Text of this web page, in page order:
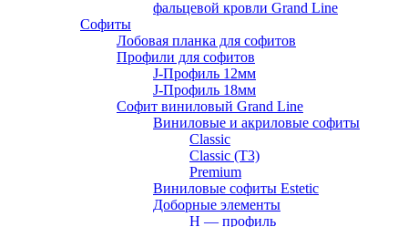
фальцевой кровли Grand Line
Софиты
Лобовая планка для софитов
Профили для софитов
J-Профиль 12мм
J-Профиль 18мм
Софит виниловый Grand Line
Виниловые и акриловые софиты
Classic
Classic (T3)
Premium
Виниловые софиты Estetic
Доборные элементы
H — профиль